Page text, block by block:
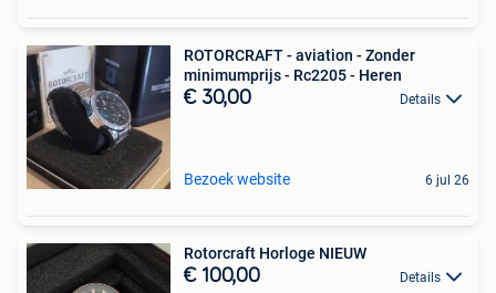
ROTORCRAFT - aviation - Zonder
minimumprijs - Rc2205 - Heren
€ 30,00 Details
Bezoek website 6 jul 26
Rotorcraft Horloge NIEUW
€ 100,00 Details